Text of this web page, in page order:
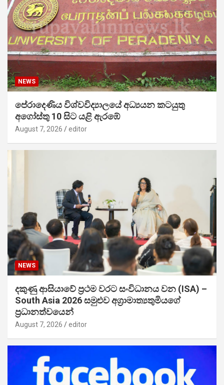
NEWS
පේරාදෙණිය විශ්වවිද්‍යාලයේ අධ්‍යයන කටයුතු
අගෝස්තු 10 සිට යළි ඇරඹේ
August 7, 2026 editor
NEWS
දකුණු ආසියාවේ ප්‍රථම වරට සංවිධානය වන (ISA) –
South Asia 2026 සමුළුව අග්‍රාමාත්‍යතුමියගේ
ප්‍රධානත්වයෙන්
August 7, 2026 editor